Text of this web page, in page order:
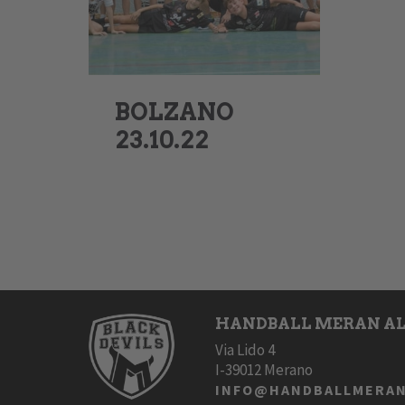
BOLZANO
23.10.22
HANDBALL MERAN
Via Lido 4
I-39012 Merano